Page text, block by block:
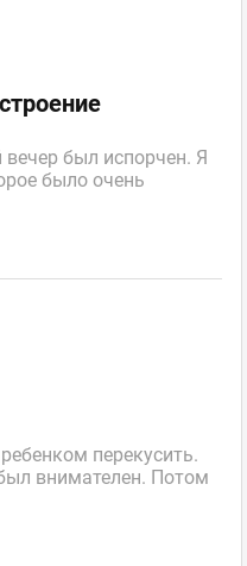
был испорчен. Я
было очень
перекусить.
внимателен. Потом